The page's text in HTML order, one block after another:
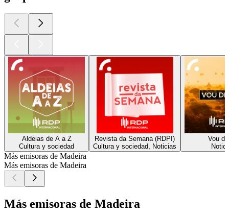
Aldeias de A a Z
Cultura y sociedad
Revista da Semana (RDPI)
Cultura y sociedad, Noticias
Vou
Más emisoras de Madeira
Más emisoras de Madeira
Más emisoras de Madeira